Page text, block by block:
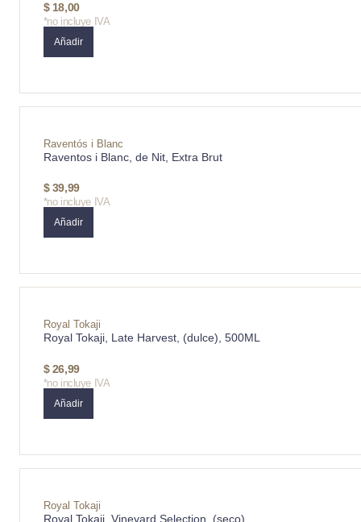
$18,00
*no incluye IVA
Añadir
Raventós i Blanc
Raventos i Blanc, de Nit, Extra Brut
$39,99
*no incluye IVA
Añadir
Royal Tokaji
Royal Tokaji, Late Harvest, (dulce), 500ML
$26,99
*no incluye IVA
Añadir
Royal Tokaji
Royal Tokaji, Vineyard Selection, (seco)